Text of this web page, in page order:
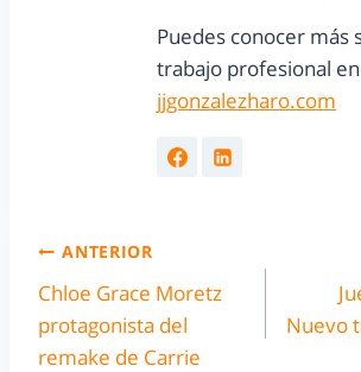
Puedes conocer más
trabajo profesional en
jjgonzalezharo.com
ANTERIOR
Chloe Grace Moretz
protagonista del
remake de Carrie
Nuevo